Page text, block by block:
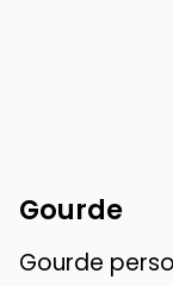
Gourde
Gourde